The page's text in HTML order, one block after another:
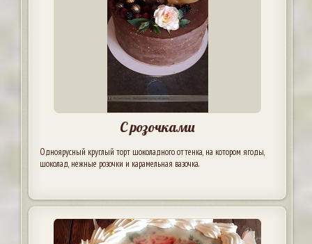
С розочками
Одноярусный круглый торт шоколадного оттенка, на котором ягоды,
шоколад, нежные розочки и карамельная вазочка.